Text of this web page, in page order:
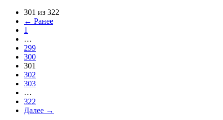
301 из 322
← Ранее
1
…
299
300
301
302
303
…
322
Далее →